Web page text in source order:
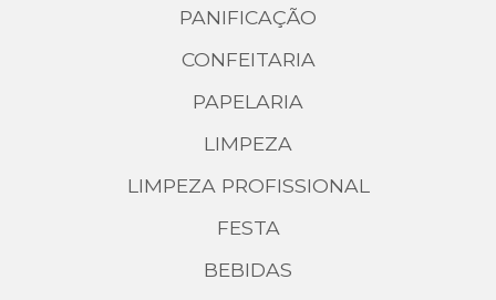
PANIFICAÇÃO
CONFEITARIA
PAPELARIA
LIMPEZA
LIMPEZA PROFISSIONAL
FESTA
BEBIDAS